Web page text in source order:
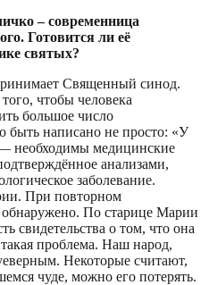
– современница
Готовится ли её
святых?
Священный синод.
чтобы человека
большое число
быть написано не просто: «У
необходимы медицинские
анализами,
заболевание.
При повторном
обнаружено. По старице Марии
свидетельства о том, что она
проблема. Наш народ,
Некоторые считают,
чуде, можно его потерять.